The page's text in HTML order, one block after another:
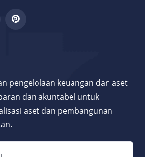
pengelolaan keuangan dan aset
dan akuntabel untuk
aset dan pembangunan